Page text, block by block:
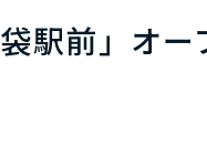
駅前」オ